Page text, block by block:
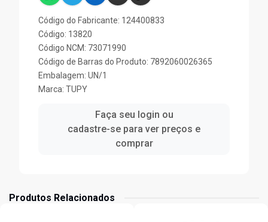
Código do Fabricante: 124400833
Código: 13820
Código NCM: 73071990
Código de Barras do Produto: 7892060026365
Embalagem: UN/1
Marca: TUPY
Faça seu login ou
cadastre-se para ver preços e
comprar
Produtos Relacionados